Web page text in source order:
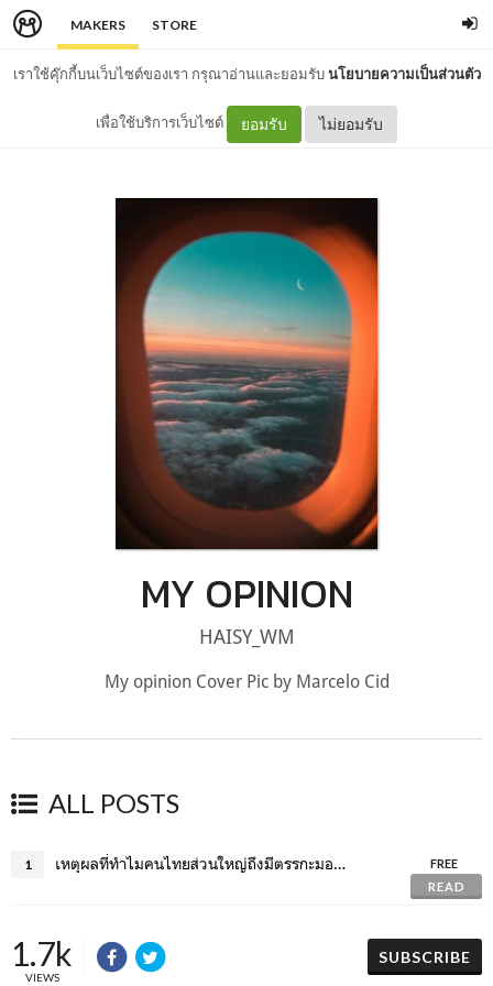
MAKERS STORE
เราใช้คุ๊กกี้บนเว็บไซต์ของเรา กรุณาอ่านและยอมรับนโยบายความเป็นส่วนตัว
เพื่อใช้บริการเว็บไซต์ ยอมรับ ไม่ยอมรับ
MY OPINION
HAISY_WM
My opinion Cover Pic by Marcelo Cid
ALL POSTS
1 เหตุผลที่ทำไมคนไทยส่วนใหญ่ถึงมีตรรกะมองโลกอย่างขาวดำ (False Dilemma Fallacy)
FREE
READ
1.7k
VIEWS
SUBSCRIBE